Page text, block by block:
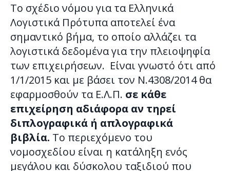
Το σχέδιο νόμου για τα Ελληνικά
Λογιστικά Πρότυπα αποτελεί ένα
σημαντικό βήμα, το οποίο αλλάζει τα
λογιστικά δεδομένα για την πλειοψηφία
των επιχειρήσεων. Είναι γνωστό ότι από
1/1/2015 και με βάσει τον Ν.4308/2014 θα
εφαρμοσθούν τα Ε.Λ.Π. σε κάθε
επιχείρηση αδιάφορα αν τηρεί
διπλογραφικά ή απλογραφικά
βιβλία. Το περιεχόμενο του
νομοσχεδίου είναι η κατάληξη ενός
μεγάλου και δύσκολου ταξιδιού που